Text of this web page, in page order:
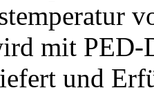
mit
und